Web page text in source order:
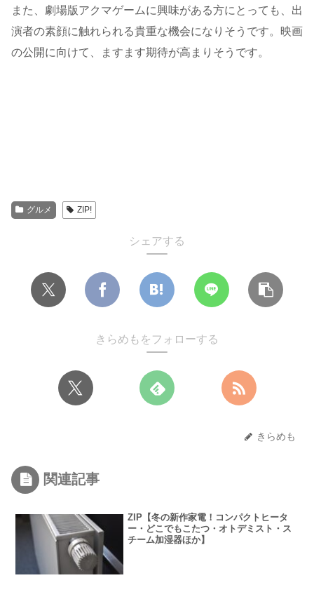
また、劇場版アクマゲームに興味がある方にとっても、出
演者の素顔に触れられる貴重な機会になりそうです。映画
の公開に向けて、ますます期待が高まりそうです。
グルメ ZIP!
シェアする
きらめもをフォローする
きらめも
関連記事
ZIP【冬の新作家電！コンパクトヒータ
ー・どこでもこたつ・オトデミスト・ス
チーム加湿器ほか】